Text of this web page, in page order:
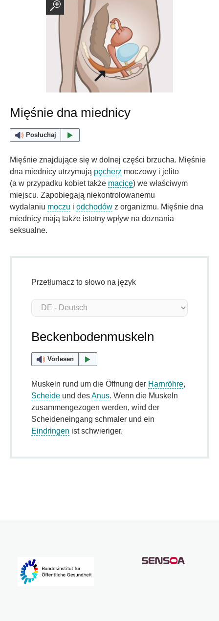
Mięśnie dna miednicy
Posłuchaj
Mięśnie znajdujące się w dolnej części brzucha. Mięśnie
dna miednicy utrzymują pęcherz moczowy i jelito
(a w przypadku kobiet także macicę) we właściwym
miejscu. Zapobiegają niekontrolowanemu
wydalaniu moczu i odchodów z organizmu. Mięśnie dna
miednicy mają także istotny wpływ na doznania
seksualne.
Przetłumacz to słowo na język
Beckenbodenmuskeln
Vorlesen
Muskeln rund um die Öffnung der Harnröhre,
Scheide und desAnus. Wenn die Muskeln
zusammengezogen werden, wird der
Scheideneingang schmaler und ein
Eindringen ist schwieriger.